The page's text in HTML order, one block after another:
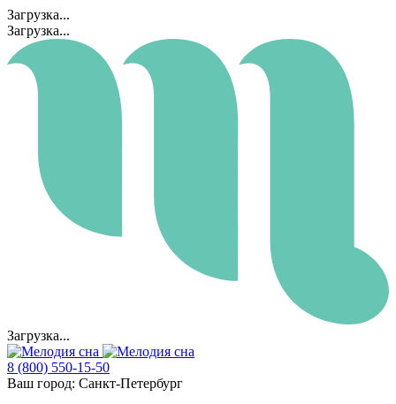
Загрузка...
Загрузка...
Загрузка...
8 (800) 550-15-50
Ваш город: Санкт-Петербург